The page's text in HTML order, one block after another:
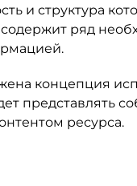
и структура
ряд
концепция
представлять
ресурса.